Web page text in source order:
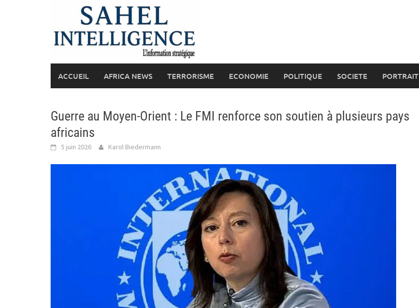
ACCUEIL AFRICA NEWS TERRORISME ECONOMIE POLITIQUE SOCIETE PORTRAIT
Guerre au Moyen-Orient : Le FMI renforce son soutien à plusieurs pays
africains
5 juin 2026 Karol Biedermann